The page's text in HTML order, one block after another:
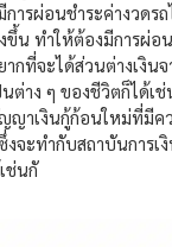
ารผ่อนชำระค่างวดร
ขึ้น ทำให้ต้องมีการผ่อ
กที่จะได้ส่วนต่างเงิน
ต่าง ๆ ของชีวิตก็ได้เ
าเงินกู้ก้อนใหม่ที่มีค
จะทำกับสถาบันการเ
ช่นกั